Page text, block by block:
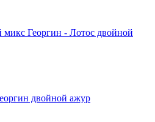
Георгин - Лотос двойной
двойной ажур